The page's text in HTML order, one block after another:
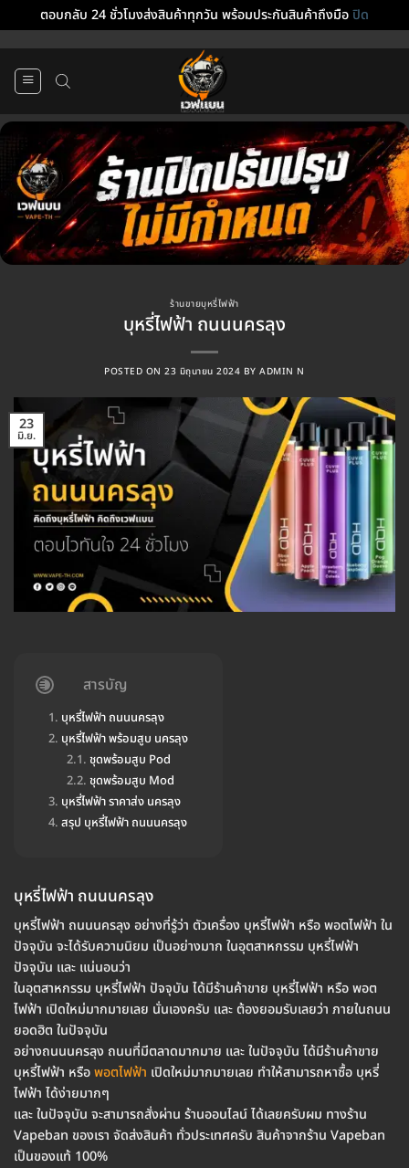
ตอบกลับ 24 ชั่วโมงส่งสินค้าทุกวัน พร้อมประกันสินค้าถึงมือปิด
ร้านขายบุหรี่ไฟฟ้า
บุหรี่ไฟฟ้า ถนนนครลุง
POSTED ON23 มิถุนายน 2024 BYADMIN N
23
มิ.ย.
สารบัญ
บุหรี่ไฟฟ้า ถนนนครลุง
บุหรี่ไฟฟ้า พร้อมสูบ นครลุง
ชุดพร้อมสูบ Pod
ชุดพร้อมสูบ Mod
บุหรี่ไฟฟ้า ราคาส่ง นครลุง
สรุป บุหรี่ไฟฟ้า ถนนนครลุง
บุหรี่ไฟฟ้า ถนนนครลุง
บุหรี่ไฟฟ้า ถนนนครลุง อย่างที่รู้ว่า ตัวเครื่อง บุหรี่ไฟฟ้า หรือ พอตไฟฟ้า ใน
ปัจจุบัน จะได้รับความนิยม เป็นอย่างมาก ในอุตสาหกรรม บุหรี่ไฟฟ้า
ปัจจุบัน และ แน่นอนว่า
ในอุตสาหกรรม บุหรี่ไฟฟ้า ปัจจุบัน ได้มีร้านค้าขาย บุหรี่ไฟฟ้า หรือ พอต
ไฟฟ้า เปิดใหม่มากมายเลย นั่นเองครับ และ ต้องยอมรับเลยว่า ภายในถนน
ยอดฮิต ในปัจจุบัน
อย่างถนนนครลุง ถนนที่มีตลาดมากมาย และ ในปัจจุบัน ได้มีร้านค้าขาย
บุหรี่ไฟฟ้า หรือพอตไฟฟ้า เปิดใหม่มากมายเลย ทำให้สามารถหาซื้อ บุหรี่
ไฟฟ้า ได้ง่ายมากๆ
และ ในปัจจุบัน จะสามารถสั่งผ่าน ร้านออนไลน์ ได้เลยครับผม ทางร้าน
Vapeban ของเรา จัดส่งสินค้า ทั่วประเทศครับ สินค้าจากร้าน Vapeban
เป็นของแท้ 100%